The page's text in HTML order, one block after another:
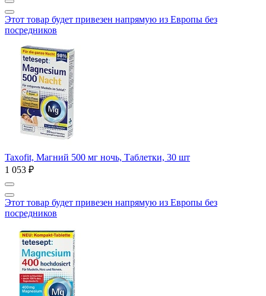
Этот товар будет привезен напрямую из Европы без
посредников
Taxofit, Магний 500 мг ночь, Таблетки, 30 шт
1 053 ₽
Этот товар будет привезен напрямую из Европы без
посредников